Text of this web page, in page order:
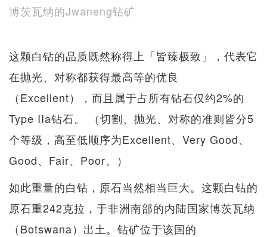
博茨瓦纳的Jwaneng钻矿
这颗白钻的品质既然称得上「皆臻极致」，代表它
在抛光、对称都获得最高等的优良
（Excellent），而且属于占所有钻石仅约2%的
Type IIa钻石。 （切割、抛光、对称的准则皆分5
个等级，高至低顺序为Excellent、Very Good、
Good、Fair、Poor。）
如此重量的白钻，原石当然相当巨大。这颗白钻的
原石重242克拉，于非洲南部的内陆国家博茨瓦纳
（Botswana）出土。钻矿位于该国的